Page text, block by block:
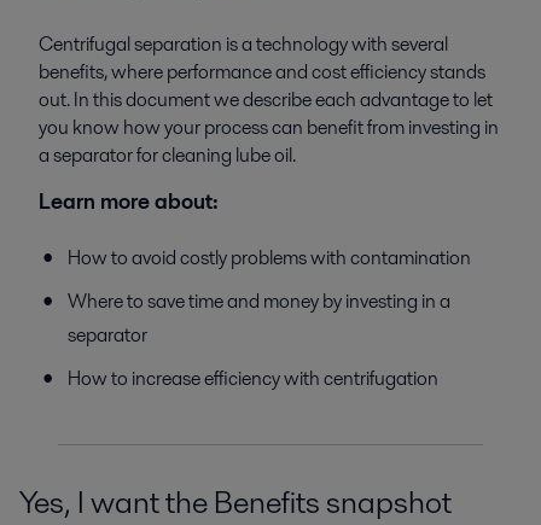
Centrifugal separation is a technology with several
benefits, where performance and cost efficiency stands
out. In this document we describe each advantage to let
you know how your process can benefit from investing in
a separator for cleaning lube oil.
Learn more about:
How to avoid costly problems with contamination
Where to save time and money by investing in a
separator
How to increase efficiency with centrifugation
Yes, I want the Benefits snapshot